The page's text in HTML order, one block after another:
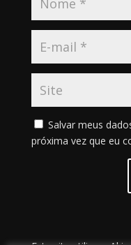
Salvar meus
próxima vez que eu